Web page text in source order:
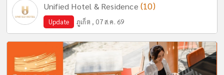
Unified Hotel & Residence (10)
Update ภูเก็ต , 07 ส.ค. 69